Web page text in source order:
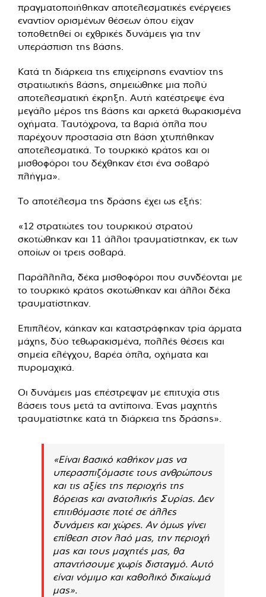
πραγματοποιήθηκαν αποτελεσματικές ενέργειες
εναντίον ορισμένων θέσεων όπου είχαν
τοποθετηθεί οι εχθρικές δυνάμεις για την
υπεράσπιση της βάσης.
Κατά τη διάρκεια της επιχείρησης εναντίον της
στρατιωτικής βάσης, σημειώθηκε μια πολύ
αποτελεσματική έκρηξη. Αυτή κατέστρεψε ένα
μεγάλο μέρος της βάσης και αρκετά θωρακισμένα
οχήματα. Ταυτόχρονα, τα βαριά όπλα που
παρέχουν προστασία στη βάση χτυπήθηκαν
αποτελεσματικά. Το τουρκικό κράτος και οι
μισθοφόροι του δέχθηκαν έτσι ένα σοβαρό
πλήγμα».
Το αποτέλεσμα της δράσης έχει ως εξής:
«12 στρατιώτες του τουρκικού στρατού
σκοτώθηκαν και 11 άλλοι τραυματίστηκαν, εκ των
οποίων οι τρεις σοβαρά.
Παράλληλα, δέκα μισθοφόροι που συνδέονται με
το τουρκικό κράτος σκοτώθηκαν και άλλοι δέκα
τραυματίστηκαν.
Επιπλέον, κάηκαν και καταστράφηκαν τρία άρματα
μάχης, δύο τεθωρακισμένα, πολλές θέσεις και
σημεία ελέγχου, βαρέα όπλα, οχήματα και
πυρομαχικά.
Οι δυνάμεις μας επέστρεψαν με επιτυχία στις
βάσεις τους μετά τα αντίποινα. Ένας μαχητής
τραυματίστηκε κατά τη διάρκεια της δράσης».
«Είναι βασικό καθήκον μας να
υπερασπιζόμαστε τους ανθρώπους
και τις αξίες της περιοχής της
βόρειας και ανατολικής Συρίας. Δεν
επιτιθόμαστε ποτέ σε άλλες
δυνάμεις και χώρες. Αν όμως γίνει
επίθεση στον λαό μας, την περιοχή
μας και τους μαχητές μας, θα
απαντήσουμε χωρίς δισταγμό. Αυτό
είναι νόμιμο και καθολικό δικαίωμά
μας».